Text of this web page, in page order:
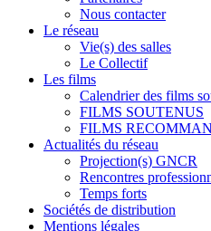
Nous contacter
Le réseau
Vie(s) des salles
Le Collectif
Les films
Calendrier des films
FILMS SOUTENUS
FILMS
Actualités du réseau
Projection(s) GNCR
Rencontres
Temps forts
Sociétés de distribution
Mentions légales